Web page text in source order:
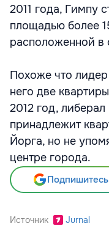
2011 года, Гимпу
площадью более
расположенной в
Похоже что
него две
2012 год,
принадлежит
Йорга, но не
центре города.
Источник Jurnal